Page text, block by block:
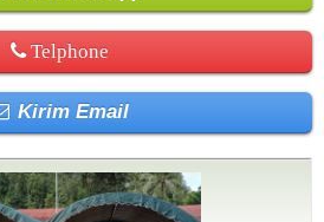
Telphone
Kirim Email